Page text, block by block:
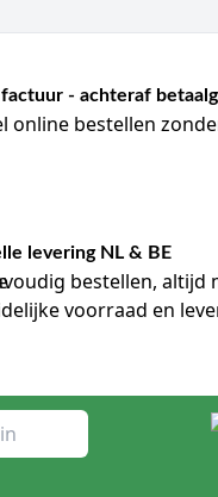
- achteraf
online bestellen
levering NL & BE
bestellen, altijd
voorraad en